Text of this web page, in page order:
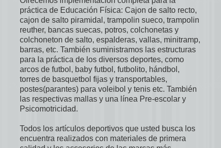
colchoneton de salto, espalderas, vallas, minitramp,
barras, etc. También suministramos las estructuras
para la práctica de los diversos deportes, como
arcos de futbol, baby futbol, futbolito, hándbol,
torres de basquetbol fijas y transportables,
postes(parantes) para voleibol y tenis etc. También
las respectivas mallas y una línea Pre-escolar y
Psicomotricidad.
Todos los artículos deportivos que usted busca los
encuentra realizados con materiales de primera
calidad y los accesorios de las marcas más
conocidas y especializadas.
Interpretamos sus ideas en productos y le